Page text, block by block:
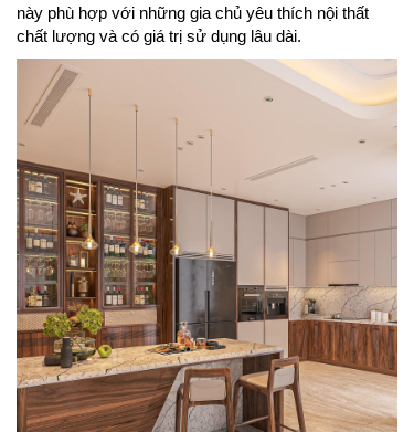
này phù hợp với những gia chủ yêu thích nội thất
chất lượng và có giá trị sử dụng lâu dài.